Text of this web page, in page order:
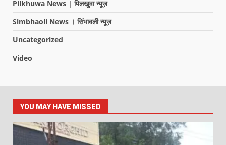
Pilkhuwa News | पिलखुवा न्यूज़
Simbhaoli News । सिंभावली न्यूज़
Uncategorized
Video
YOU MAY HAVE MISSED